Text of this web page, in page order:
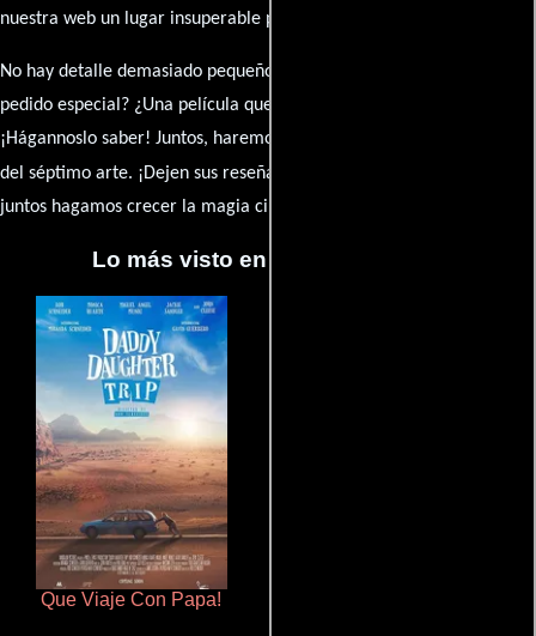
nuestra web un lugar insuperable para los amantes del celuloide.
No hay detalle demasiado pequeño ni opinión insignificante. ¿Algún
pedido especial? ¿Una película que sueñas con ver reseñada?
¡Hágannoslo saber! Juntos, haremos de esta comunidad el epicentro
del séptimo arte. ¡Dejen sus reseña en la
juntos hagamos crecer la magia cinematográfica!
Lo más visto en Cineyseries.net
Que Viaje Con Papa!